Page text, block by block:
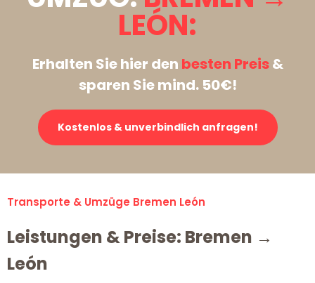
LEÓN:
Erhalten Sie hier den besten Preis&
sparen Sie mind. 50€!
Kostenlos & unverbindlich anfragen!
Transporte & Umzüge Bremen León
Leistungen & Preise: Bremen →
León